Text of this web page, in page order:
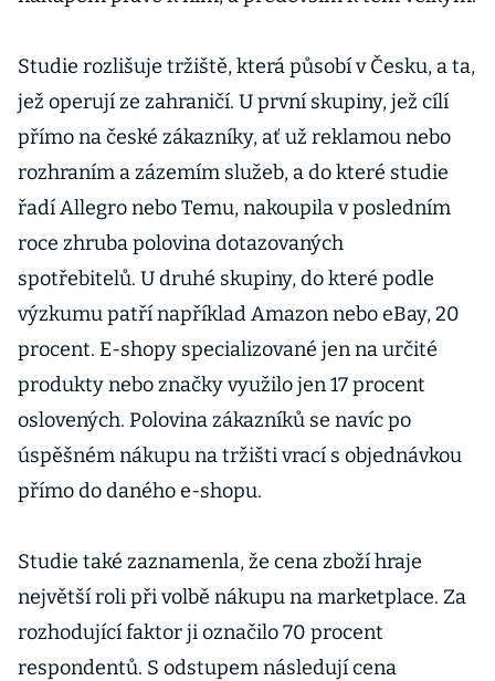
Studie rozlišuje tržiště, která působí v Česku, a ta,
jež operují ze zahraničí. U první skupiny, jež cílí
přímo na české zákazníky, ať už reklamou nebo
rozhraním a zázemím služeb, a do které studie
řadí Allegro nebo Temu, nakoupila v posledním
roce zhruba polovina dotazovaných
spotřebitelů. U druhé skupiny, do které podle
výzkumu patří například Amazon nebo eBay, 20
procent. E-shopy specializované jen na určité
produkty nebo značky využilo jen 17 procent
oslovených. Polovina zákazníků se navíc po
úspěšném nákupu na tržišti vrací s objednávkou
přímo do daného e-shopu.
Studie také zaznamenla, že cena zboží hraje
největší roli při volbě nákupu na marketplace. Za
rozhodující faktor ji označilo 70 procent
respondentů. S odstupem následují cena